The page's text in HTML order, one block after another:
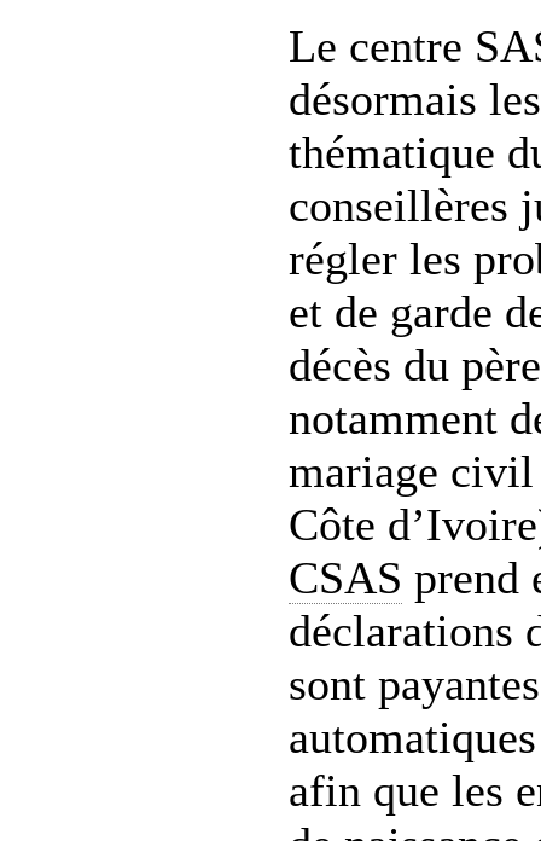
Le centre
désormais
thématique
conseillères
régler les
et de garde
décès du
notamment
mariage civil
Côte
CSAS prend
déclarations
sont
afin que les